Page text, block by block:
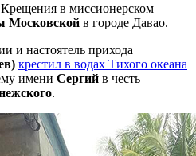
Крещения в миссионерском
Московской в городе Давао.
и настоятель прихода
крестил в водах Тихого океана
имени Сергий в честь
.